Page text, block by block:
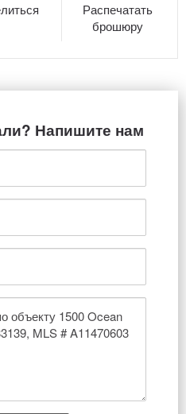
Распечатать
брошюру
Напишите нам